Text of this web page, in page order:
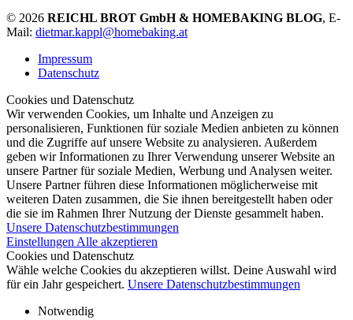
© 2026 REICHL BROT GmbH & HOMEBAKING BLOG, E-
Mail: dietmar.kappl@homebaking.at
Impressum
Datenschutz
Cookies und Datenschutz
Wir verwenden Cookies, um Inhalte und Anzeigen zu
personalisieren, Funktionen für soziale Medien anbieten zu können
und die Zugriffe auf unsere Website zu analysieren. Außerdem
geben wir Informationen zu Ihrer Verwendung unserer Website an
unsere Partner für soziale Medien, Werbung und Analysen weiter.
Unsere Partner führen diese Informationen möglicherweise mit
weiteren Daten zusammen, die Sie ihnen bereitgestellt haben oder
die sie im Rahmen Ihrer Nutzung der Dienste gesammelt haben.
Unsere Datenschutzbestimmungen
Einstellungen Alle akzeptieren
Cookies und Datenschutz
Wähle welche Cookies du akzeptieren willst. Deine Auswahl wird
für ein Jahr gespeichert. Unsere Datenschutzbestimmungen
Notwendig